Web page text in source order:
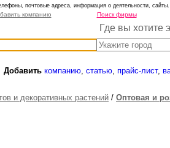
почтовые адреса, информация о деятельности,
компанию Поиск фирмы
Где вы хотите
Добавить компанию, статью, прайс-лист,
и декоративных растений / Оптовая и